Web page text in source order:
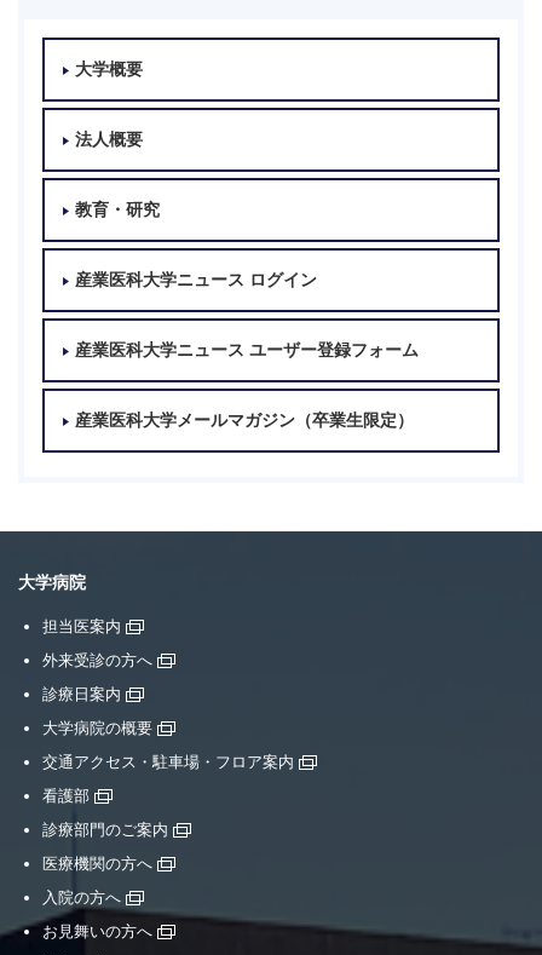
大学概要
法人概要
教育・研究
産業医科大学ニュース ログイン
産業医科大学ニュース ユーザー登録フォーム
産業医科大学メールマガジン（卒業生限定）
大学病院
担当医案内
外来受診の方へ
診療日案内
大学病院の概要
交通アクセス・駐車場・フロア案内
看護部
診療部門のご案内
医療機関の方へ
入院の方へ
お見舞いの方へ